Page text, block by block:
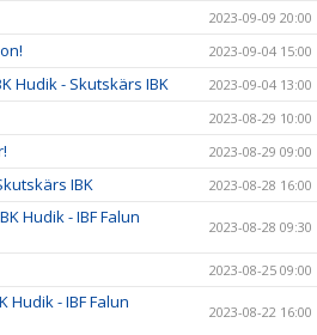
2023-09-09 20:00
2023-09-04 15:00
Hudik - Skutskärs IBK 2023-09-04 13:00
2023-08-29 10:00
2023-08-29 09:00
IBK 2023-08-28 16:00
Hudik - IBF Falun
2023-08-28 09:30
2023-08-25 09:00
Hudik - IBF Falun
2023-08-22 16:00